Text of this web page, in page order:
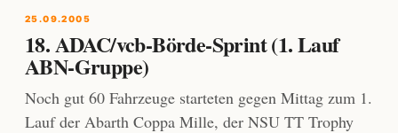
25.09.2005
18. ADAC/vcb-Börde-Sprint (1. Lauf
ABN-Gruppe)
Noch gut 60 Fahrzeuge starteten gegen Mittag zum 1.
Lauf der Abarth Coppa Mille, der NSU TT Trophy